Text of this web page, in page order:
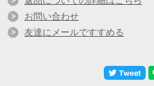
お問い合わせ
友達にメールですすめる